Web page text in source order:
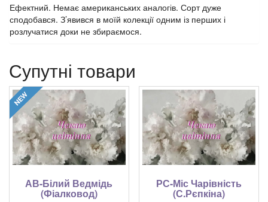
Ефектний. Немає американських аналогів. Сорт дуже
сподобався. З’явився в моїй колекції одним із перших і
розлучатися доки не збираємося.
Супутні товари
АВ-Білий Ведмідь
(Фіалковод)
РС-Міс Чарівність
(С.Рєпкіна)